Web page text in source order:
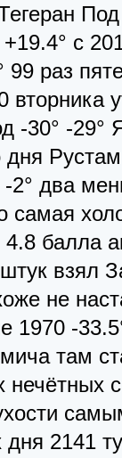
с
раз
вторника
-30° -
дня
два
самая
балла
взял
не
1970 -
там
нечётных
2141